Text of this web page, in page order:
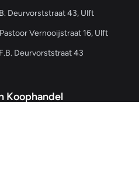
Deurvorststraat 43, Ulft
Vernooijstraat 16, Ulft
Deurvorststraat 43
Koophandel